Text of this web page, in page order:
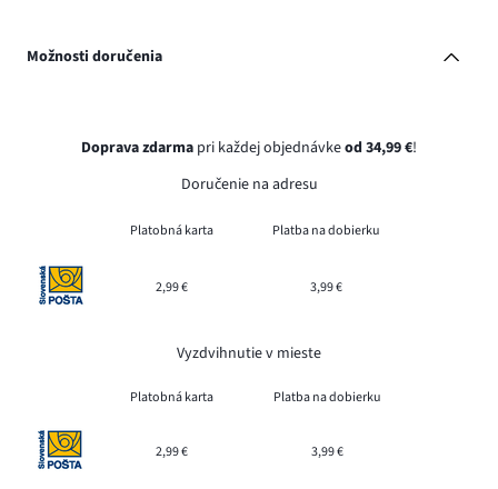
Možnosti doručenia
Doprava zdarma pri každej objednávkeod 34,99 €!
Doručenie na adresu
Platobná karta Platba na dobierku
2,99 € 3,99 €
Vyzdvihnutie v mieste
Platobná karta Platba na dobierku
2,99 € 3,99 €